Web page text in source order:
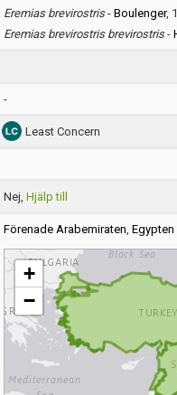
Eremias brevirostris- Boulenger,
Eremias brevirostris brevirostris-
-
Least Concern
Nej, Hjälp till
Förenade Arabemiraten, Egypten
+
−